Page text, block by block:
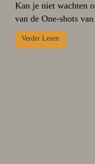
Kan je niet wachten
van de One-shots
Verder Lezen